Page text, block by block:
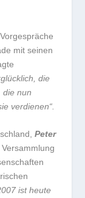
mit seinen
die
die nun
verdienen“.
Peter
ist heute